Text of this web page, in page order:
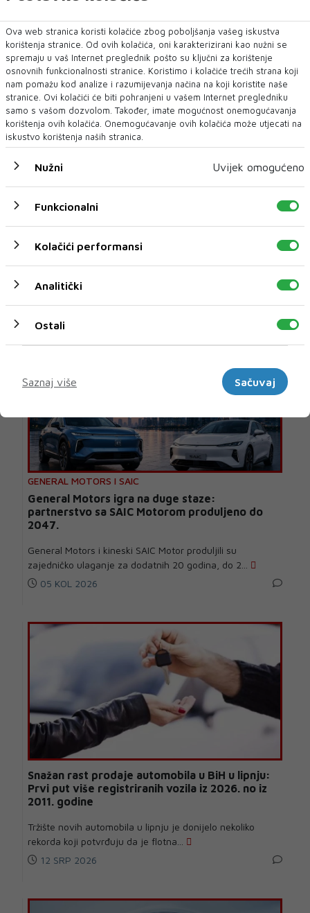
AUTO
GENERAL MOTORS I SAIC
General Motors igra na duge staze:
partnerstvo sa SAIC Motorom produljeno do
2047.
General Motors i kineski SAIC Motor produljili su
zajedničko ulaganje za dodatnih 20 godina, do 2...
05 KOL 2026
Snažan rast prodaje automobila u BiH u lipnju:
Prvi put više registriranih vozila iz 2026. no iz
2011. godine
Tržište novih automobila u lipnju je donijelo nekoliko
rekorda koji potvrđuju da je flotna...
12 SRP 2026
Ova web stranica koristi kolačiće zbog poboljšanja vašeg iskustva
korištenja stranice. Od ovih kolačića, oni karakterizirani kao nužni se
spremaju u vaš Internet preglednik pošto su ključni za korištenje
osnovnih funkcionalnosti stranice. Koristimo i kolačiće trećih strana koji
nam pomažu kod analize i razumijevanja načina na koji koristite naše
stranice. Ovi kolačići će biti pohranjeni u vašem Internet pregledniku
samo s vašom dozvolom. Također, imate mogućnost onemogućavanja
korištenja ovih kolačića. Onemogućavanje ovih kolačića može utjecati na
iskustvo korištenja naših stranica.
Nužni Uvijek omogućeno
Funkcionalni
Kolačići performansi
Analitički
Ostali
Saznaj više
Sačuvaj